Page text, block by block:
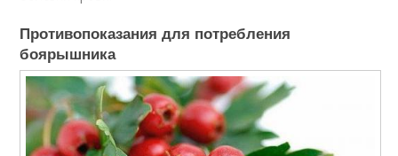
Противопоказания для потребления
боярышника